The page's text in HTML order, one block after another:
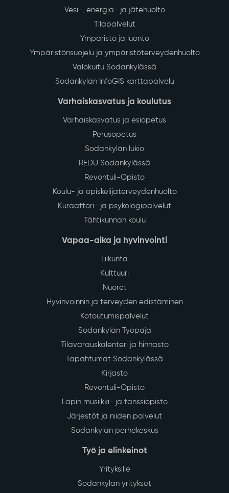
Vesi-, energia- ja jätehuolto
Tilapalvelut
Ympäristö ja luonto
Ympäristönsuojelu ja ympäristöterveydenhuolto
Valokuitu Sodankylässä
Sodankylän InfoGIS karttapalvelu
Varhaiskasvatus ja koulutus
Varhaiskasvatus ja esiopetus
Perusopetus
Sodankylän lukio
REDU Sodankylässä
Revontuli-Opisto
Koulu- ja opiskelijaterveydenhuolto
Kuraattori- ja psykologipalvelut
Tähtikunnan koulu
Vapaa-aika ja hyvinvointi
Liikunta
Kulttuuri
Nuoret
Hyvinvoinnin ja terveyden edistäminen
Kotoutumispalvelut
Sodankylän Työpaja
Tilavarauskalenteri ja hinnasto
Tapahtumat Sodankylässä
Kirjasto
Revontuli-Opisto
Lapin musiikki- ja tanssiopisto
Järjestöt ja niiden palvelut
Sodankylän perhekeskus
Työ ja elinkeinot
Yrityksille
Sodankylän yritykset